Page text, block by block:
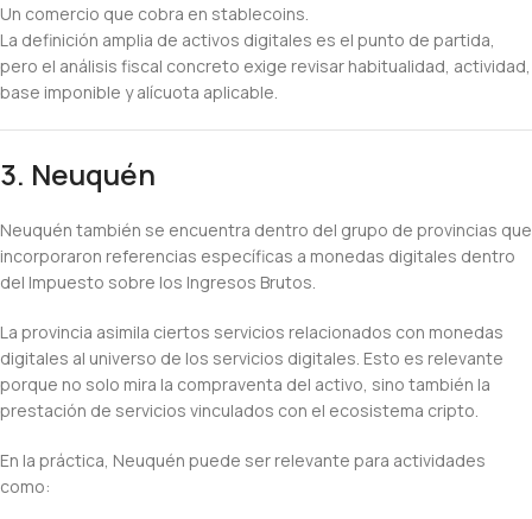
Un comercio que cobra en stablecoins.
La definición amplia de activos digitales es el punto de partida,
pero el análisis fiscal concreto exige revisar habitualidad, actividad,
base imponible y alícuota aplicable.
3. Neuquén
Neuquén también se encuentra dentro del grupo de provincias que
incorporaron referencias específicas a monedas digitales dentro
del Impuesto sobre los Ingresos Brutos.
La provincia asimila ciertos servicios relacionados con monedas
digitales al universo de los servicios digitales. Esto es relevante
porque no solo mira la compraventa del activo, sino también la
prestación de servicios vinculados con el ecosistema cripto.
En la práctica, Neuquén puede ser relevante para actividades
como: